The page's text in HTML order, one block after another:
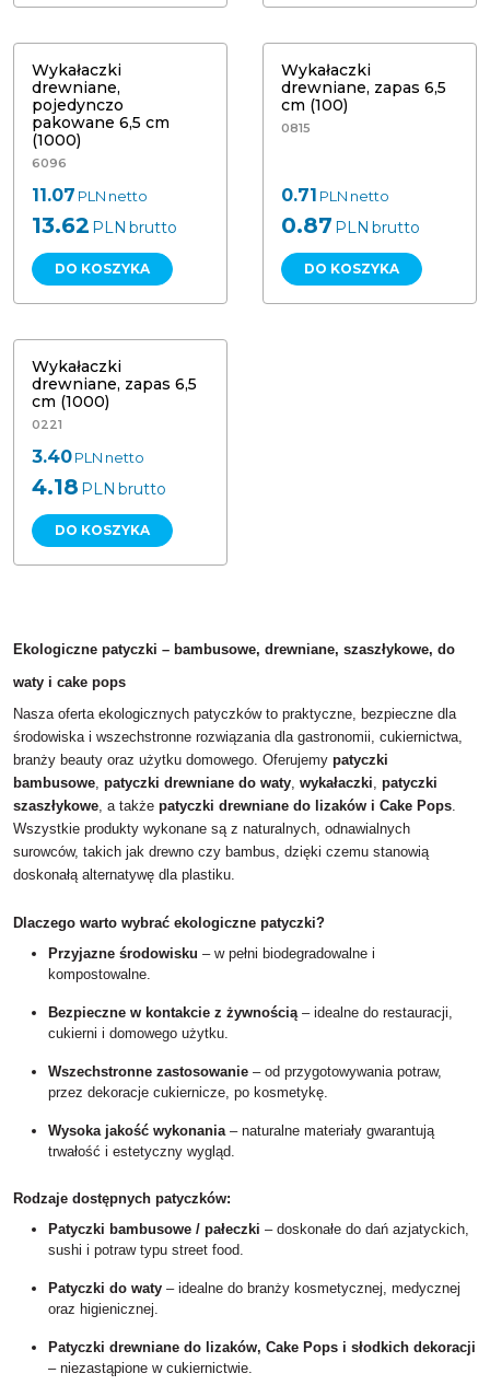
pakowane 6,5 cm (1000) Papstar
Wykałaczki
drewniane,
pojedynczo
pakowane 6,5 cm
(1000)
6096
11.07 PLN netto
13.62 PLN brutto
DO KOSZYKA
Wykałaczki drewniane, zapas 6,5 cm
Wykałaczki
drewniane, zapas 6,5
cm (100)
0815
0.71 PLN netto
0.87 PLN brutto
DO KOSZYKA
Wykałaczki drewniane, zapas 6,5 cm
Wykałaczki
drewniane, zapas 6,5
cm (1000)
0221
3.40PLN netto
4.18 PLN brutto
DO KOSZYKA
Ekologiczne patyczki – bambusowe, drewniane, szaszłykowe, do
waty i cake pops
Nasza oferta ekologicznych patyczków to praktyczne, bezpieczne dla
środowiska i wszechstronne rozwiązania dla gastronomii, cukiernictwa,
branży beauty oraz użytku domowego. Oferujemy patyczki
bambusowe, patyczki drewniane do waty, wykałaczki, patyczki
szaszłykowe, a także patyczki drewniane do lizaków i Cake Pops.
Wszystkie produkty wykonane są z naturalnych, odnawialnych
surowców, takich jak drewno czy bambus, dzięki czemu stanowią
doskonałą alternatywę dla plastiku.
Dlaczego warto wybrać ekologiczne patyczki?
Przyjazne środowisku – w pełni biodegradowalne i
kompostowalne.
Bezpieczne w kontakcie z żywnością– idealne do restauracji,
cukierni i domowego użytku.
Wszechstronne zastosowanie – od przygotowywania potraw,
przez dekoracje cukiernicze, po kosmetykę.
Wysoka jakość wykonania– naturalne materiały gwarantują
trwałość i estetyczny wygląd.
Rodzaje dostępnych patyczków:
Patyczki bambusowe / pałeczki – doskonałe do dań azjatyckich,
sushi i potraw typu street food.
Patyczki do waty – idealne do branży kosmetycznej, medycznej
oraz higienicznej.
Patyczki drewniane do lizaków, Cake Pops i słodkich dekoracji
– niezastąpione w cukiernictwie.